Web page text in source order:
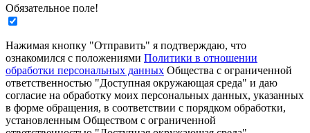
Обязательное поле!
Нажимая кнопку "Отправить" я подтверждаю, что
ознакомился с положениями Политики в отношении
обработки персональных данных Общества с ограниченной
ответственностью "Доступная окружающая среда" и даю
согласие на обработку моих персональных данных, указанных
в форме обращения, в соответствии с порядком обработки,
установленным Обществом с ограниченной